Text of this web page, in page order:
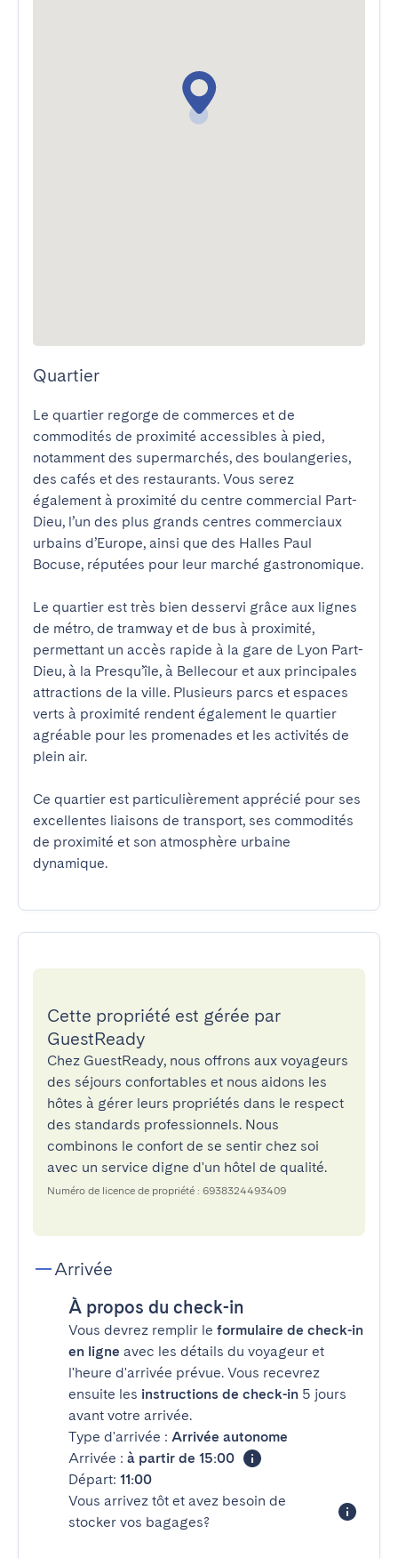
Quartier
Le quartier regorge de commerces et de
commodités de proximité accessibles à pied,
notamment des supermarchés, des boulangeries,
des cafés et des restaurants. Vous serez
également à proximité du centre commercial Part-
Dieu, l’un des plus grands centres commerciaux
urbains d’Europe, ainsi que des Halles Paul
Bocuse, réputées pour leur marché gastronomique.
Le quartier est très bien desservi grâce aux lignes
de métro, de tramway et de bus à proximité,
permettant un accès rapide à la gare de Lyon Part-
Dieu, à la Presqu’île, à Bellecour et aux principales
attractions de la ville. Plusieurs parcs et espaces
verts à proximité rendent également le quartier
agréable pour les promenades et les activités de
plein air.
Ce quartier est particulièrement apprécié pour ses
excellentes liaisons de transport, ses commodités
de proximité et son atmosphère urbaine
dynamique.
Cette propriété est gérée par
GuestReady
Chez GuestReady, nous offrons aux voyageurs
des séjours confortables et nous aidons les
hôtes à gérer leurs propriétés dans le respect
des standards professionnels. Nous
combinons le confort de se sentir chez soi
avec un service digne d'un hôtel de qualité.
Numéro de licence de propriété : 6938324493409
Arrivée
À propos du check-in
Vous devrez remplir le formulaire de check-in
en ligne avec les détails du voyageur et
l'heure d'arrivée prévue. Vous recevrez
ensuite les instructions de check-in 5 jours
avant votre arrivée.
Type d'arrivée : Arrivée autonome
Arrivée : à partir de 15:00
Départ: 11:00
Vous arrivez tôt et avez besoin de
stocker vos bagages?